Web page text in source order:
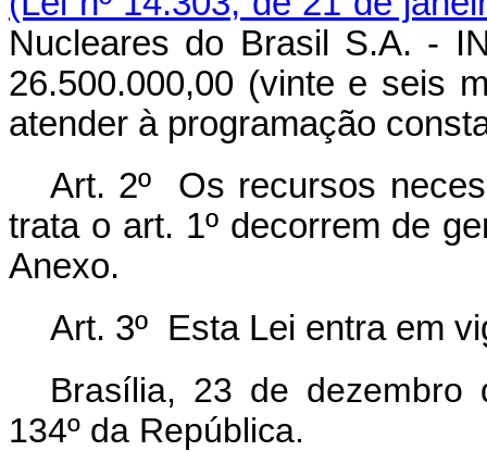
Nucleares do Brasil S.A. -
26.500.000,00 (vinte e seis
atender à programação
Art. 2º Os recursos
trata o art. 1º decorrem de
Anexo.
Art. 3º Esta Lei entra em
Brasília, 23 de dezembro
134º da República.